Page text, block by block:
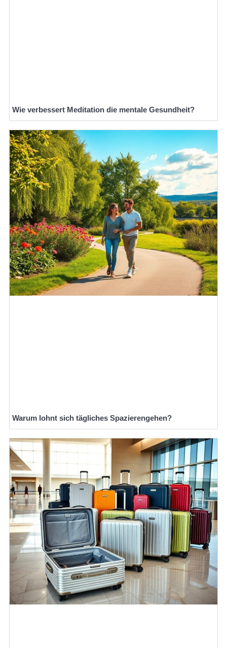
Wie verbessert Meditation die mentale Gesundheit?
Warum lohnt sich tägliches Spazierengehen?